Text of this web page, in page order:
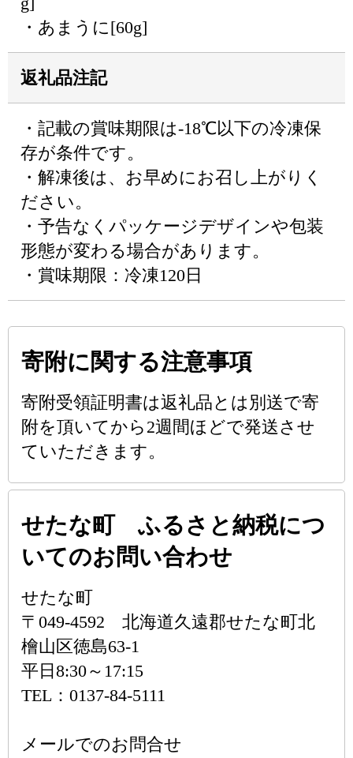
・あまうに[60g]
返礼品注記
・記載の賞味期限は-18℃以下の冷凍保
存が条件です。
・解凍後は、お早めにお召し上がりく
ださい。
・予告なくパッケージデザインや包装
形態が変わる場合があります。
・賞味期限：冷凍120日
寄附に関する注意事項
寄附受領証明書は返礼品とは別送で寄
附を頂いてから2週間ほどで発送させ
ていただきます。
せたな町 ふるさと納税につ
いてのお問い合わせ
せたな町
〒049-4592 北海道久遠郡せたな町北
檜山区徳島63-1
平日8:30～17:15
TEL：0137-84-5111
メールでのお問合せ